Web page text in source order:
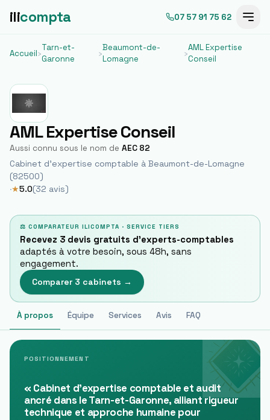
ilicompta 07 57 91 75 62
Accueil›
Tarn-et-
Garonne
›
Beaumont-de-
Lomagne
›
AML Expertise
Conseil
AML Expertise Conseil
Aussi connu sous le nom de AEC 82
Cabinet d'expertise comptable à Beaumont-de-Lomagne
(82500)
·★5.0(32 avis)
⚖ COMPARATEUR ILICOMPTA · SERVICE TIERS
Recevez 3 devis gratuits d'experts-comptables
adaptés à votre besoin, sous 48h, sans
engagement.
Comparer 3 cabinets →
À propos Équipe Services Avis FAQ
POSITIONNEMENT
« Cabinet d'expertise comptable et audit
ancré dans le Tarn-et-Garonne, alliant rigueur
technique et approche humaine pour